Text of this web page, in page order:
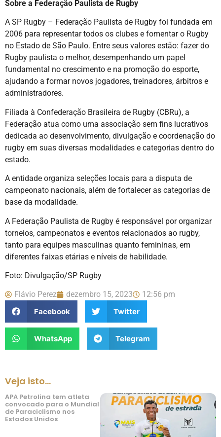
Sobre a Federação Paulista de Rugby
A SP Rugby – Federação Paulista de Rugby foi fundada em
2006 para representar todos os clubes e fomentar o Rugby
no Estado de São Paulo. Entre seus valores estão: fazer do
Rugby paulista o melhor, desempenhando um papel
fundamental no crescimento e na promoção do esporte,
ajudando a formar novos jogadores, treinadores, árbitros e
administradores.
Filiada à Confederação Brasileira de Rugby (CBRu), a
Federação atua como uma associação sem fins lucrativos
dedicada ao desenvolvimento, divulgação e coordenação do
rugby em suas diversas modalidades e categorias dentro do
estado.
A entidade organiza seleções locais para a disputa de
campeonato nacionais, além de fortalecer as categorias de
base da modalidade.
A Federação Paulista de Rugby é responsável por organizar
torneios, campeonatos e eventos relacionados ao rugby,
tanto para equipes masculinas quanto femininas, em
diferentes faixas etárias e níveis de habilidade.
Foto: Divulgação/SP Rugby
Flávio Perez dezembro 15, 2023
12:56 pm
Facebook
Twitter
WhatsApp Telegram
Veja isto...
APA Petrolina tem atleta
convocado para o Mundial
de Paraciclismo nos
Estados Unidos